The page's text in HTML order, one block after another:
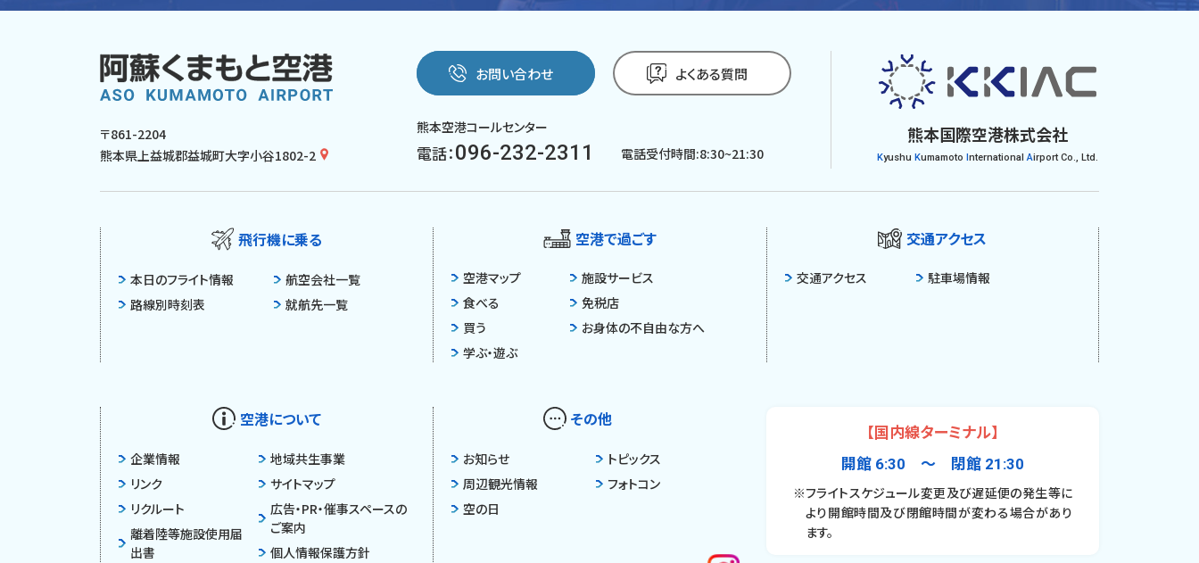
〒861-2204
熊本県上益城郡益城町大字小谷1802-2
お問い合わせ よくある質問
熊本空港コールセンター
電話：096-232-2311 電話受付時間:8:30~21:30
熊本国際空港株式会社
Kyushu Kumamoto nternationalAirport Co., Ltd.
飛行機に乗る
本日のフライト情報
路線別時刻表
航空会社一覧
就航先一覧
空港で過ごす
空港マップ
食べる
買う
学ぶ・遊ぶ
施設サービス
免税店
お身体の不自由な方へ
交通アクセス
交通アクセス 駐車場情報
空港について
企業情報
リンク
リクルート
離着陸等施設使用届
出書
地域共生事業
サイトマップ
広告・PR・催事スペースの
ご案内
個人情報保護方針
その他
お知らせ
周辺観光情報
空の日
トピックス
フォトコン
【国内線ターミナル】
開館 6:30 〜 閉館 21:30
※フライトスケジュール変更及び遅延便の発生等に
より開館時間及び閉館時間が変わる場合があり
ます。